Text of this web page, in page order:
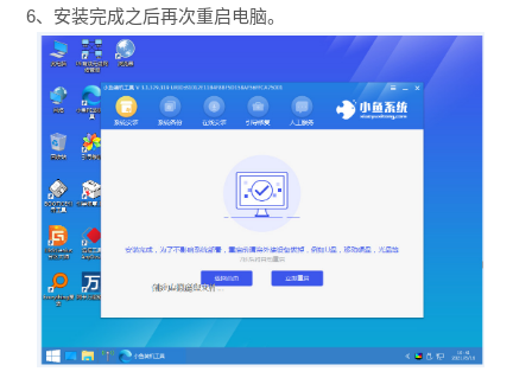
6、安装完成之后再次重启电脑。